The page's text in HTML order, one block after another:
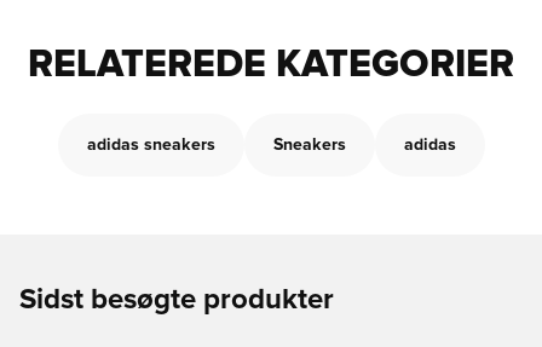
RELATEREDE KATEGORIER
adidas sneakers Sneakers adidas
Sidst besøgte produkter